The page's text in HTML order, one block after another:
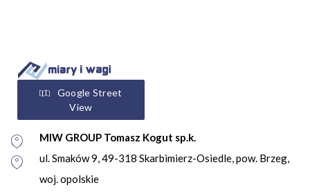
Google Street
View
MIW GROUP Tomasz Kogut sp.k.
ul. Smaków 9, 49-318 Skarbimierz-Osiedle, pow. Brzeg,
woj. opolskie